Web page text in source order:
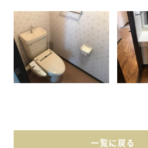
一覧に戻る